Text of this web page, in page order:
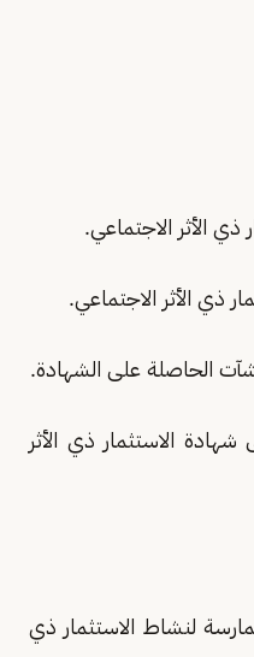
الاستثمار ذي الأثر
لنشاط الاستثمار ذي